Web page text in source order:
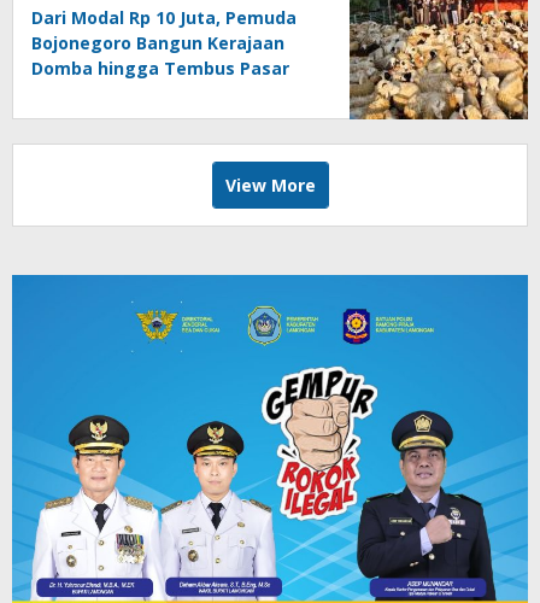
Dari Modal Rp 10 Juta, Pemuda
Bojonegoro Bangun Kerajaan
Domba hingga Tembus Pasar
View More